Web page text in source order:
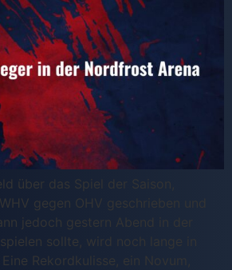
über das Spiel der Saison,
gegen OHV geschrieben und
jedoch gestern Abend in der
sollte, wird noch lange in
Rekordkulisse, ein Novum,